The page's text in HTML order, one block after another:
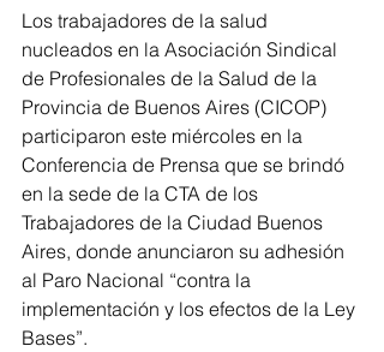
Los trabajadores de la salud
nucleados en la Asociación Sindical
de Profesionales de la Salud de la
Provincia de Buenos Aires (CICOP)
participaron este miércoles en la
Conferencia de Prensa que se brindó
en la sede de la CTA de los
Trabajadores de la Ciudad Buenos
Aires, donde anunciaron su adhesión
al Paro Nacional “contra la
implementación y los efectos de la Ley
Bases”.